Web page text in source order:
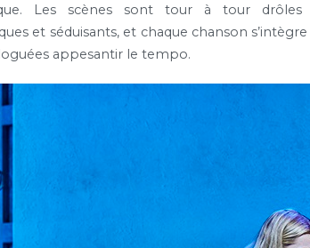
Les scènes sont tour à tour drôles
et séduisants, et chaque chanson
appesantir le tempo.